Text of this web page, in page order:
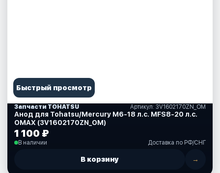
Быстрый просмотр
Запчасти TOHATSU Артикул: 3V1602170ZN_OM
Анод для Tohatsu/Mercury M6-18 л.с. MFS8-20 л.с.
OMAX (3V1602170ZN_OM)
1 100 ₽
В наличии Доставка по РФ/СНГ
В корзину →